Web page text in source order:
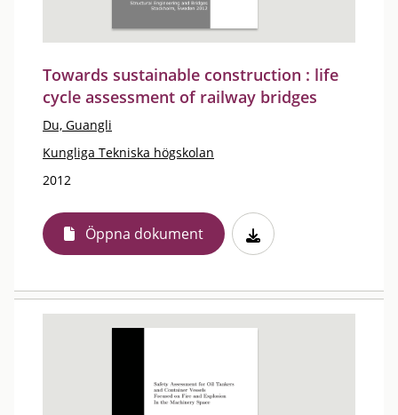
Towards sustainable construction : life
cycle assessment of railway bridges
Du, Guangli
Kungliga Tekniska högskolan
2012
Öppna dokument